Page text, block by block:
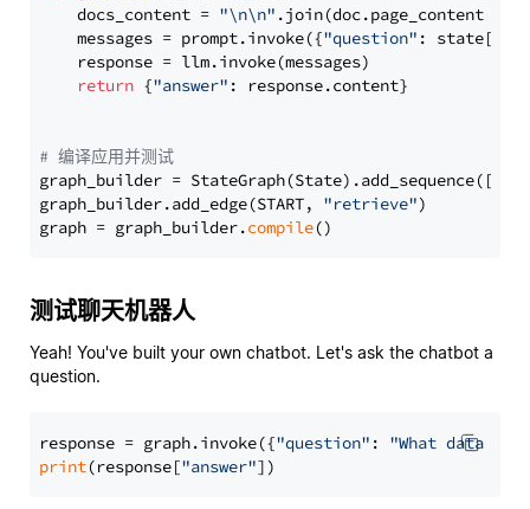
    docs_content =
"\n\n" .join(doc.page_content
    messages = prompt.invoke({
"question" : state[
    response = llm.invoke(messages)
return {"answer" : response.content}
# 编译应用并测试
graph_builder =
graph_builder.add_edge(START, "retrieve")
graph = graph_builder.compile
测试聊天机器人
Yeah! You've built your own chatbot. Let's ask the chatbot a
question.
response = graph.invoke({"question" : "What data
print(response["answer"